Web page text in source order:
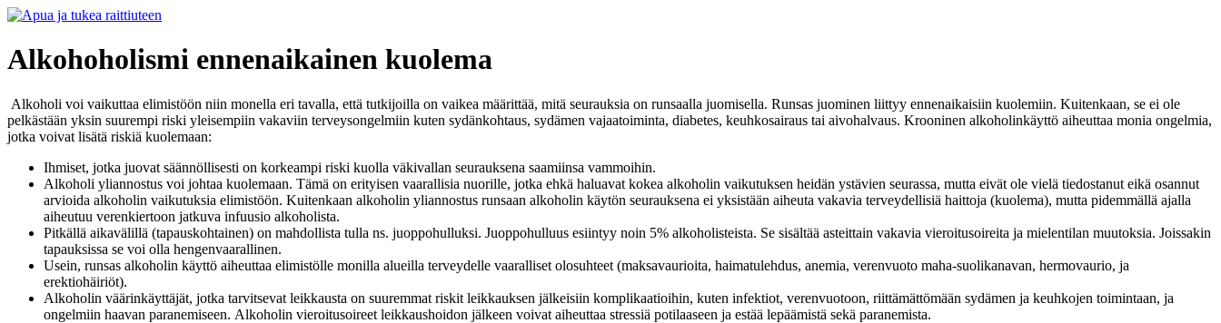
Alkohoholismi ennenaikainen kuolema
Alkoholi voi vaikuttaa elimistöön niin monella eri tavalla, että tutkijoilla on vaikea määrittää, mitä seurauksia on runsaalla juomisella. Runsas juominen liittyy ennenaikaisiin kuolemiin. Kuitenkaan, se ei ole
pelkästään yksin suurempi riski yleisempiin vakaviin terveysongelmiin kuten sydänkohtaus, sydämen vajaatoiminta, diabetes, keuhkosairaus tai aivohalvaus. Krooninen alkoholinkäyttö aiheuttaa monia ongelmia,
jotka voivat lisätä riskiä kuolemaan:
Ihmiset, jotka juovat säännöllisesti on korkeampi riski kuolla väkivallan seurauksena saamiinsa vammoihin.
Alkoholi yliannostus voi johtaa kuolemaan. Tämä on erityisen vaarallisia nuorille, jotka ehkä haluavat kokea alkoholin vaikutuksen heidän ystävien seurassa, mutta eivät ole vielä tiedostanut eikä osannut
arvioida alkoholin vaikutuksia elimistöön. Kuitenkaan alkoholin yliannostus runsaan alkoholin käytön seurauksena ei yksistään aiheuta vakavia terveydellisiä haittoja (kuolema), mutta pidemmällä ajalla
aiheutuu verenkiertoon jatkuva infuusio alkoholista.
Pitkällä aikavälillä (tapauskohtainen) on mahdollista tulla ns. juoppohulluksi. Juoppohulluus esiintyy noin 5% alkoholisteista. Se sisältää asteittain vakavia vieroitusoireita ja mielentilan muutoksia. Joissakin
tapauksissa se voi olla hengenvaarallinen.
Usein, runsas alkoholin käyttö aiheuttaa elimistölle monilla alueilla terveydelle vaaralliset olosuhteet (maksavaurioita, haimatulehdus, anemia, verenvuoto maha-suolikanavan, hermovaurio, ja
erektiohäiriöt).
Alkoholin väärinkäyttäjät, jotka tarvitsevat leikkausta on suuremmat riskit leikkauksen jälkeisiin komplikaatioihin, kuten infektiot, verenvuotoon, riittämättömään sydämen ja keuhkojen toimintaan, ja
ongelmiin haavan paranemiseen. Alkoholin vieroitusoireet leikkaushoidon jälkeen voivat aiheuttaa stressiä potilaaseen ja estää lepäämistä sekä paranemista.